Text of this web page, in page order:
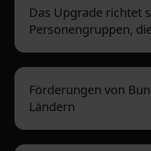
Das Upgrade richtet
Personengruppen,
Förderungen von
Ländern